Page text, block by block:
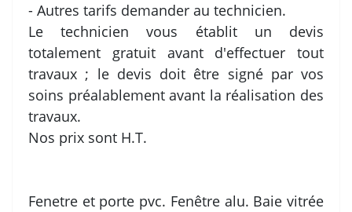
- Autres tarifs demander au technicien.
Le technicien vous établit un devis
totalement gratuit avant d'effectuer tout
travaux ; le devis doit être signé par vos
soins préalablement avant la réalisation des
travaux.
Nos prix sont H.T.
Fenetre et porte pvc. Fenêtre alu. Baie vitrée